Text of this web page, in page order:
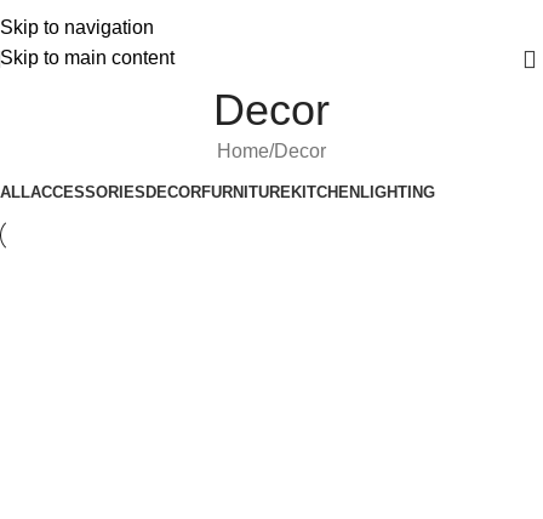
Skip to navigation
Skip to main content
Decor
Home Decor
ALLACCESSORIES DECORFURNITURE KITCHEN LIGHTING